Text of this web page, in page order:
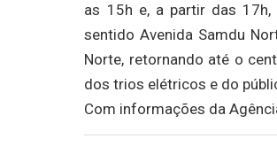
as 15h e, a partir das 17h,
sentido Avenida Samdu
Norte, retornando até o
dos trios elétricos e do
Com informações da